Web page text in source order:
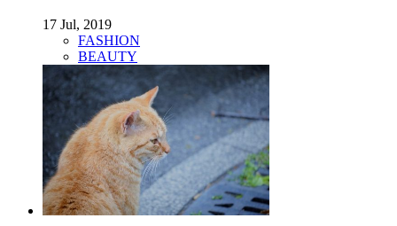
17 Jul, 2019
FASHION
BEAUTY